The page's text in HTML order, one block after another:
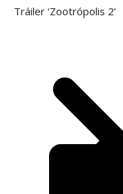
Tráiler ‘Zootrópolis 2’